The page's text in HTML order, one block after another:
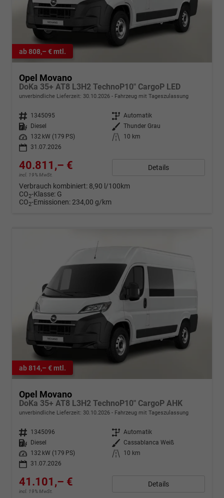
ab 808,– € mtl.
Opel Movano
DoKa 35+ AT8 L3H2 TechnoP10" CargoP LED
unverbindliche Lieferzeit: 30.10.2026 Fahrzeug mit Tageszulassung
Fahrzeugnr. 1345095 Getriebe Automatik
Kraftstoff
Diesel Außenfarbe Thunder Grau
Leistung
132 kW (179 PS) Kilometerstand
10 km
31.07.2026
40.811,– €
incl. 19% MwSt.
Details
Verbrauch kombiniert: 8,90 l/100km
CO2-Klasse: G
CO2-Emissionen: 234,00 g/km
ab 814,– € mtl.
Opel Movano
DoKa 35+ AT8 L3H2 TechnoP10" CargoP AHK
unverbindliche Lieferzeit: 30.10.2026 Fahrzeug mit Tageszulassung
Fahrzeugnr. 1345096 Getriebe Automatik
Kraftstoff
Diesel Außenfarbe Cassablanca Weiß
Leistung
132 kW (179 PS) Kilometerstand
10 km
31.07.2026
41.101,– €
incl. 19% MwSt.
Details